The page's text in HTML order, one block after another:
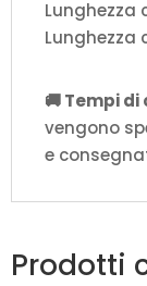
Lunghezza
Lunghezza
🚚 Tempi
vengono
e
Prodotti